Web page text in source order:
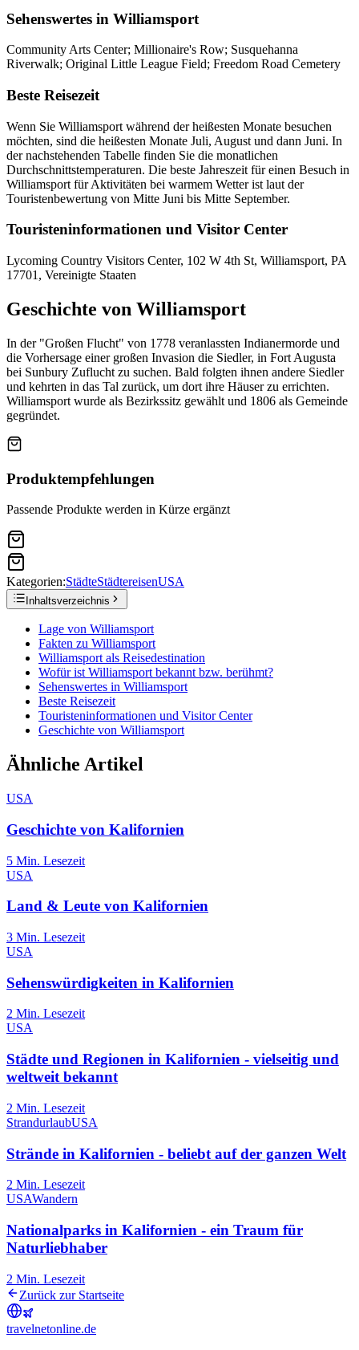
Sehenswertes in Williamsport
Community Arts Center; Millionaire's Row; Susquehanna
Riverwalk; Original Little League Field; Freedom Road Cemetery
Beste Reisezeit
Wenn Sie Williamsport während der heißesten Monate besuchen
möchten, sind die heißesten Monate Juli, August und dann Juni. In
der nachstehenden Tabelle finden Sie die monatlichen
Durchschnittstemperaturen. Die beste Jahreszeit für einen Besuch in
Williamsport für Aktivitäten bei warmem Wetter ist laut der
Touristenbewertung von Mitte Juni bis Mitte September.
Touristeninformationen und Visitor Center
Lycoming Country Visitors Center, 102 W 4th St, Williamsport, PA
17701, Vereinigte Staaten
Geschichte von Williamsport
In der "Großen Flucht" von 1778 veranlassten Indianermorde und
die Vorhersage einer großen Invasion die Siedler, in Fort Augusta
bei Sunbury Zuflucht zu suchen. Bald folgten ihnen andere Siedler
und kehrten in das Tal zurück, um dort ihre Häuser zu errichten.
Williamsport wurde als Bezirkssitz gewählt und 1806 als Gemeinde
gegründet.
Produktempfehlungen
Passende Produkte werden in Kürze ergänzt
Kategorien:StädteStädtereisenUSA
Inhaltsverzeichnis
Lage von Williamsport
Fakten zu Williamsport
Williamsport als Reisedestination
Wofür ist Williamsport bekannt bzw. berühmt?
Sehenswertes in Williamsport
Beste Reisezeit
Touristeninformationen und Visitor Center
Geschichte von Williamsport
Ähnliche Artikel
USA
Geschichte von Kalifornien
5 Min. Lesezeit
USA
Land & Leute von Kalifornien
3 Min. Lesezeit
USA
Sehenswürdigkeiten in Kalifornien
2 Min. Lesezeit
USA
Städte und Regionen in Kalifornien - vielseitig und
weltweit bekannt
2 Min. Lesezeit
StrandurlaubUSA
Strände in Kalifornien - beliebt auf der ganzen Welt
2 Min. Lesezeit
USAWandern
Nationalparks in Kalifornien - ein Traum für
Naturliebhaber
2 Min. Lesezeit
Zurück zur Startseite
travelnetonline.de